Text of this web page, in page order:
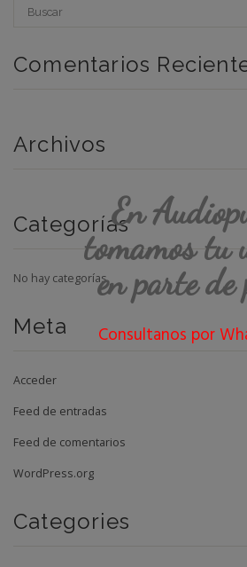
Comentarios
Archivos
Categorías
No hay categorías
Meta
Acceder
Feed de entradas
Feed de comentarios
WordPress.org
Categories
En
tomamos tu
en parte de
Consultanos por